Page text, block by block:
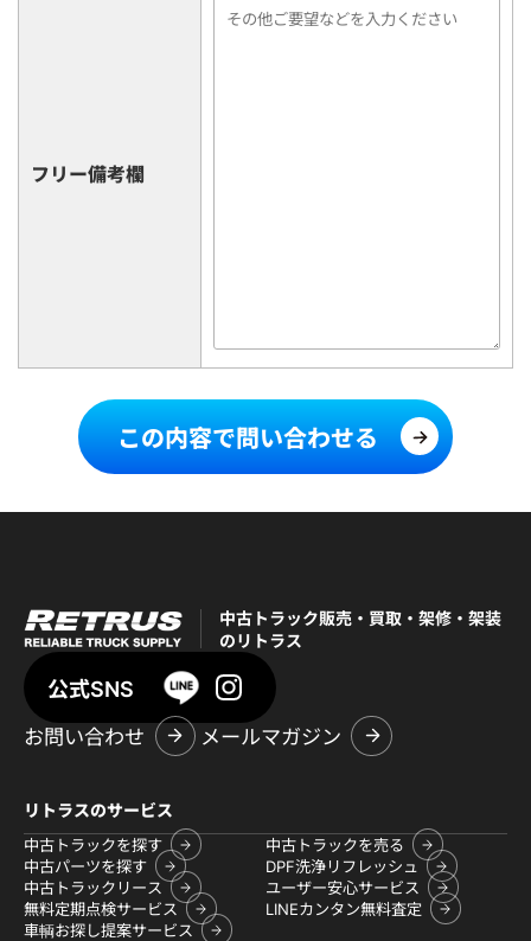
フリー備考欄
この内容で問い合わせる
中古トラック販売・買取・架修・架装
のリトラス
公式SNS
お問い合わせ
メールマガジン
リトラスのサービス
中古トラックを探す
中古トラックを売る
中古パーツを探す
DPF洗浄リフレッシュ
中古トラックリース
ユーザー安心サービス
無料定期点検サービス
LINEカンタン無料査定
車輌お探し提案サービス